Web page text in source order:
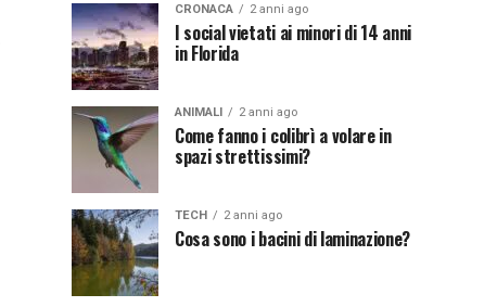
CRONACA 2 anni ago
I social vietati ai minori di 14 anni
in Florida
ANIMALI 2 anni ago
Come fanno i colibrì a volare in
spazi strettissimi?
TECH 2 anni ago
Cosa sono i bacini di laminazione?